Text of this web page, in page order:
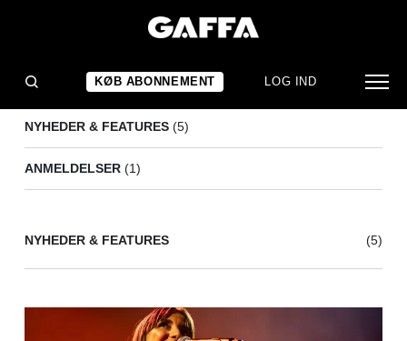
KØB ABONNEMENT LOG IND
NYHEDER & FEATURES (5)
ANMELDELSER (1)
NYHEDER & FEATURES (5)